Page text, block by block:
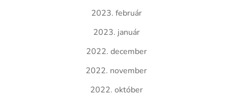
2023. február
2023. január
2022. december
2022. november
2022. október